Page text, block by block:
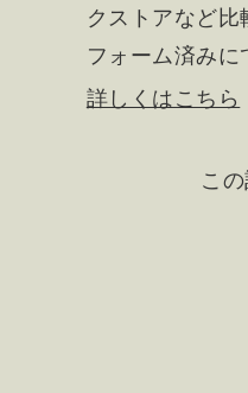
クストアなど
フォーム済み
詳しくはこちら
こ